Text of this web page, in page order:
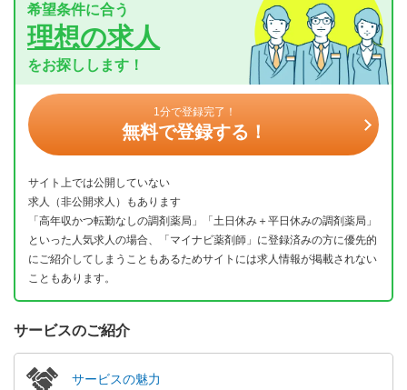
希望条件に合う
理想の求人
をお探しします！
1分で登録完了！
無料で登録する！
サイト上では公開していない
求人（非公開求人）もあります
「高年収かつ転勤なしの調剤薬局」「土日休み＋平日休みの調剤薬局」
といった人気求人の場合、「マイナビ薬剤師」に登録済みの方に優先的
にご紹介してしまうこともあるためサイトには求人情報が掲載されない
こともあります。
サービスのご紹介
サービスの魅力